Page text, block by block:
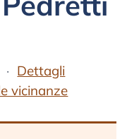
Dettagli
vicinanze